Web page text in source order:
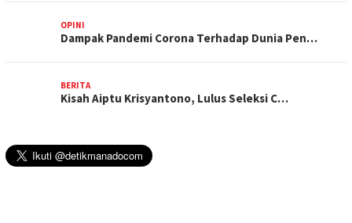
OPINI
Dampak Pandemi Corona Terhadap Dunia Pen…
BERITA
Kisah Aiptu Krisyantono, Lulus Seleksi C…